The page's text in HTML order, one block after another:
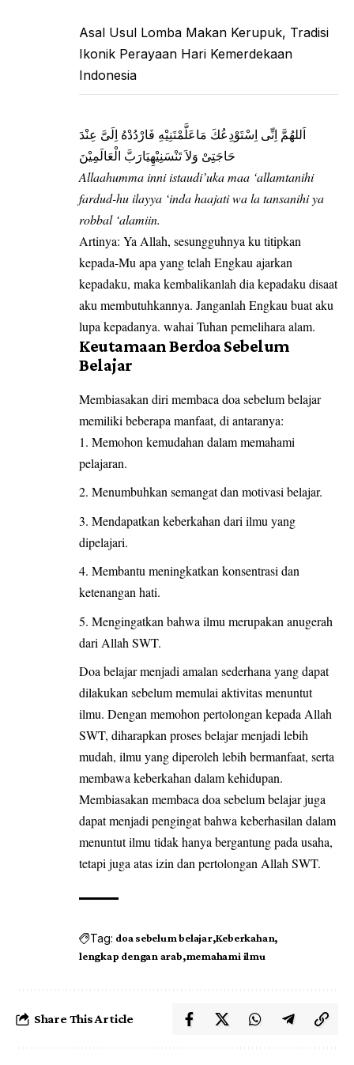
Asal Usul Lomba Makan Kerupuk, Tradisi
Ikonik Perayaan Hari Kemerdekaan
Indonesia
اَللهُمَّ اِنِّى اِسْتَوْدِعُكَ مَاعَلَّمْتَنِيْهِ فَارْدُدْهُ اِلَىَّ عِنْدَ
حَاجَتِىْ وَلاَ تَنْسَنِيْهِيَارَبَّ الْعَالَمِيْنَ
Allaahumma inni istaudi’uka maa ‘allamtanihi
fardud-hu ilayya ‘inda haajati wa la tansanihi ya
robbal ‘alamiin.
Artinya: Ya Allah, sesungguhnya ku titipkan
kepada-Mu apa yang telah Engkau ajarkan
kepadaku, maka kembalikanlah dia kepadaku disaat
aku membutuhkannya. Janganlah Engkau buat aku
lupa kepadanya. wahai Tuhan pemelihara alam.
Keutamaan Berdoa Sebelum
Belajar
Membiasakan diri membaca doa sebelum belajar
memiliki beberapa manfaat, di antaranya:
Memohon kemudahan dalam memahami
pelajaran.
Menumbuhkan semangat dan motivasi belajar.
Mendapatkan keberkahan dari ilmu yang
dipelajari.
Membantu meningkatkan konsentrasi dan
ketenangan hati.
Mengingatkan bahwa ilmu merupakan anugerah
dari Allah SWT.
Doa belajar menjadi amalan sederhana yang dapat
dilakukan sebelum memulai aktivitas menuntut
ilmu. Dengan memohon pertolongan kepada Allah
SWT, diharapkan proses belajar menjadi lebih
mudah, ilmu yang diperoleh lebih bermanfaat, serta
membawa keberkahan dalam kehidupan.
Membiasakan membaca doa sebelum belajar juga
dapat menjadi pengingat bahwa keberhasilan dalam
menuntut ilmu tidak hanya bergantung pada usaha,
tetapi juga atas izin dan pertolongan Allah SWT.
Tag: doa sebelum belajar Keberkahan
lengkap dengan arab memahami ilmu
Share This Article